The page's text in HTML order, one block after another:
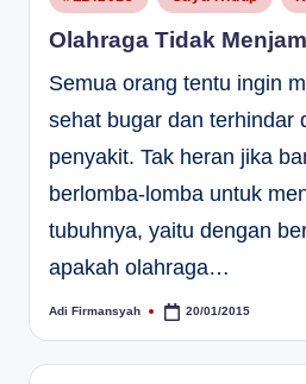
in
Olahraga Tidak
Semua orang tentu ingin
sehat bugar dan terhindar
penyakit. Tak heran jika
berlomba-lomba untuk
tubuhnya, yaitu dengan
apakah olahraga…
Posted
Adi Firmansyah 20/01/2015